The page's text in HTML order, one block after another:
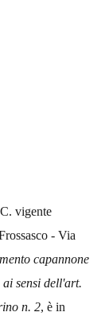
vigente
- Via
capannone
sensi dell'art.
n. 2, è in